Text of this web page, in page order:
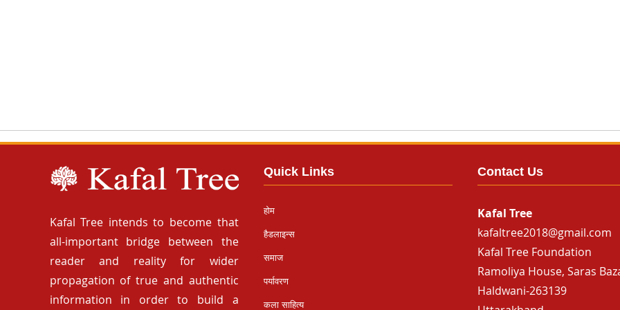
Kafal Tree intends to become that
all-important bridge between the
reader and reality for wider
propagation of true and authentic
information in order to build a
Quick Links
होम
हैडलाइन्स
समाज
पर्यावरण
कला साहित्य
Contact Us
Kafal Tree
kafaltree2018@gmail.com
Kafal Tree Foundation
Ramoliya House, Saras
Haldwani-263139